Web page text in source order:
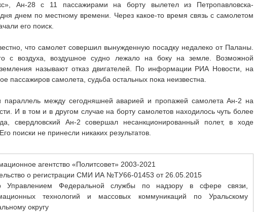
Ан-28 с 11 пассажирами на борту вылетел из Петропавловска-
днем по местному времени. Через какое-то время связь с самолетом
его поиск.
что самолет совершил вынужденную посадку недалеко от Паланы.
с воздуха, воздушное судно лежало на боку на земле. Возможной
называют отказ двигателей. По информации РИА Новости, на
пассажиров самолета, судьба остальных пока неизвестна.
параллель между сегодняшней аварией и пропажей самолета Ан-2 на
И в том и в другом случае на борту самолетов находилось чуть более
свердловский Ан-2 совершал несанкционированный полет, в ходе
поиски не принесли никаких результатов.
агентство «Политсовет» 2003-2021
о регистрации СМИ ИА №ТУ66-01453 от 26.05.2015
Управлением Федеральной службы по надзору в сфере связи,
технологий и массовых коммуникаций по Уральскому
округу